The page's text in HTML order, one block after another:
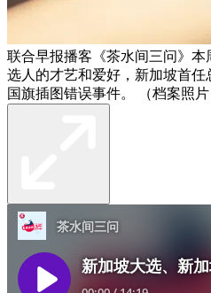
联合早报播客《茶水间三问》本
选人的才艺和爱好，新加坡首
国旗插图错误事件。 （档案照片